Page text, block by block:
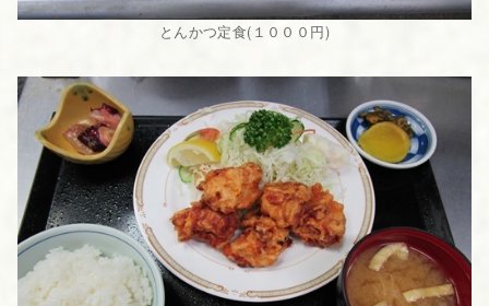
とんかつ定食(１０００円)